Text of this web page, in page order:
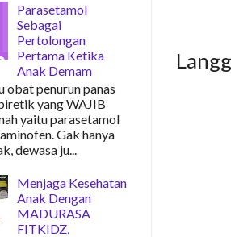
Parasetamol
Sebagai
Pertolongan
Pertama Ketika
Anak Demam
obat penurun panas
yang WAJIB
yaitu parasetamol
Gak hanya
dewasa ju...
Menjaga Kesehatan
Anak Dengan
MADURASA
FITKIDZ,